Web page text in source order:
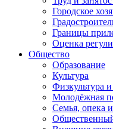
Городское
Границы
Оценка
Общество
Образование
Культура
Физкультура
Молодёжная
Семья, опека